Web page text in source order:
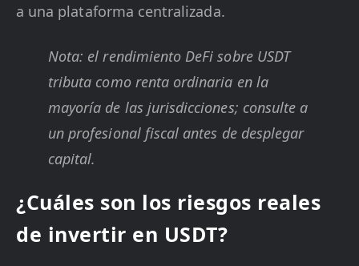
a una plataforma centralizada.
Nota: el rendimiento DeFi sobre USDT
tributa como renta ordinaria en la
mayoría de las jurisdicciones; consulte a
un profesional fiscal antes de desplegar
capital.
¿Cuáles son los riesgos reales
de invertir en USDT?